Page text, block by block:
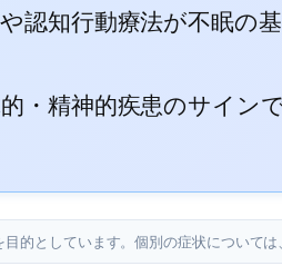
認知行動療法が不眠の
・精神的疾患のサイン
的としています。個別の症状については